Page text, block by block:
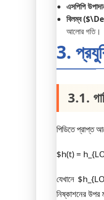
এসপিপি
বিলম্ব
আলোর গতি।
3.
3.1.
পিডিতে প্রাপ্ত
$h(t) =
যেখানে
নিষ্কাশনের